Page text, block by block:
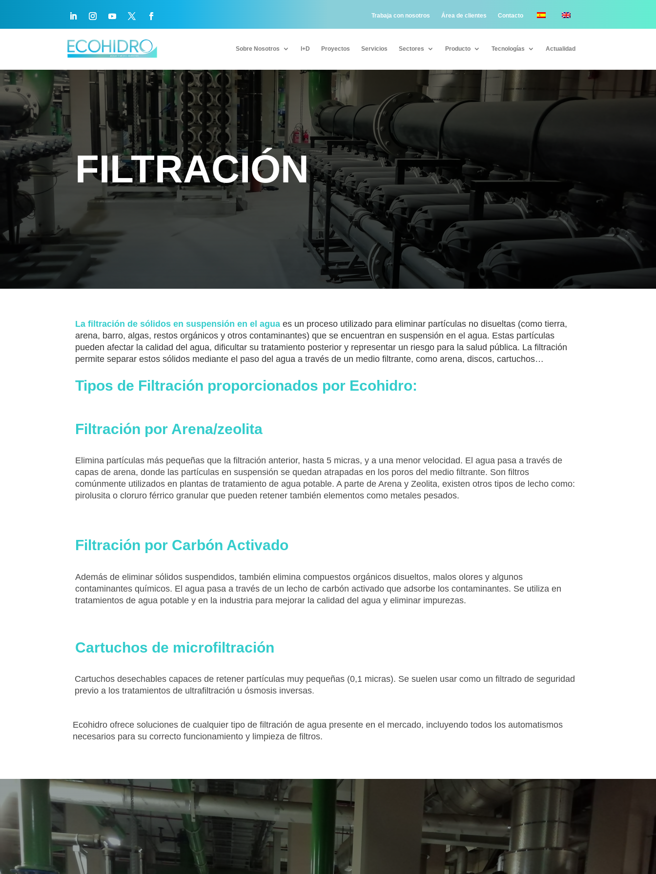
Trabaja con nosotros Área de clientes Contacto
Sobre Nosotros I+D Proyectos Servicios Sectores Producto Tecnologías Actualidad
Sobre Nosotros I+D Proyectos Servicios Sectores Producto Tecnologías Actualidad
FILTRACIÓN
La filtración de sólidos en suspensión en el agua es un proceso utilizado para eliminar partículas no disueltas (como tierra,
arena, barro, algas, restos orgánicos y otros contaminantes) que se encuentran en suspensión en el agua. Estas partículas
pueden afectar la calidad del agua, dificultar su tratamiento posterior y representar un riesgo para la salud pública. La filtración
permite separar estos sólidos mediante el paso del agua a través de un medio filtrante, como arena, discos, cartuchos…
Tipos de Filtración proporcionados por Ecohidro:
Filtración por Arena/zeolita
Elimina partículas más pequeñas que la filtración anterior, hasta 5 micras, y a una menor velocidad. El agua pasa a través de
capas de arena, donde las partículas en suspensión se quedan atrapadas en los poros del medio filtrante. Son filtros
comúnmente utilizados en plantas de tratamiento de agua potable. A parte de Arena y Zeolita, existen otros tipos de lecho como:
pirolusita o cloruro férrico granular que pueden retener también elementos como metales pesados.
Filtración por Carbón Activado
Además de eliminar sólidos suspendidos, también elimina compuestos orgánicos disueltos, malos olores y algunos
contaminantes químicos. El agua pasa a través de un lecho de carbón activado que adsorbe los contaminantes. Se utiliza en
tratamientos de agua potable y en la industria para mejorar la calidad del agua y eliminar impurezas.
Cartuchos de microfiltración
Cartuchos desechables capaces de retener partículas muy pequeñas (0,1 micras). Se suelen usar como un filtrado de seguridad
previo a los tratamientos de ultrafiltración u ósmosis inversas.
Ecohidro ofrece soluciones de cualquier tipo de filtración de agua presente en el mercado, incluyendo todos los automatismos
necesarios para su correcto funcionamiento y limpieza de filtros.